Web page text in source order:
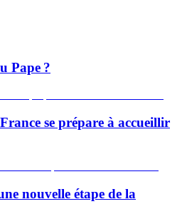
Pape ?
se prépare à accueillir
nouvelle étape de la